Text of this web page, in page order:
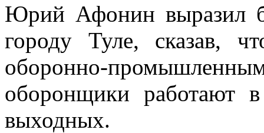
Юрий Афонин выразил
городу Туле, сказав,
оборонно-
оборонщики работают
выходных.